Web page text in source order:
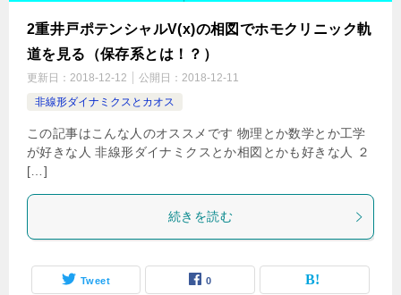
2重井戸ポテンシャルV(x)の相図でホモクリニック軌
道を見る（保存系とは！？）
更新日： 2018-12-12 公開日： 2018-12-11
非線形ダイナミクスとカオス
この記事はこんな人のオススメです 物理とか数学とか工学
が好きな人 非線形ダイナミクスとか相図とかも好きな人 ２
[…]
続きを読む
Tweet 0